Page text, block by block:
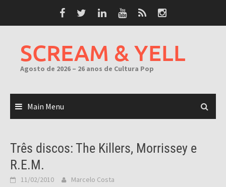
SCREAM & YELL
Agosto de 2026 – 26 anos de Cultura Pop
Main Menu
Três discos: The Killers, Morrissey e
R.E.M.
11/02/2010 Marcelo Costa